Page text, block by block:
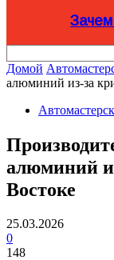
Домой
алюминий из-за
алюминий
Востоке
25.03.2026
0
148